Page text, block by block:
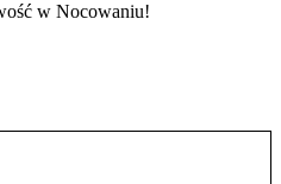
w Nocowaniu!